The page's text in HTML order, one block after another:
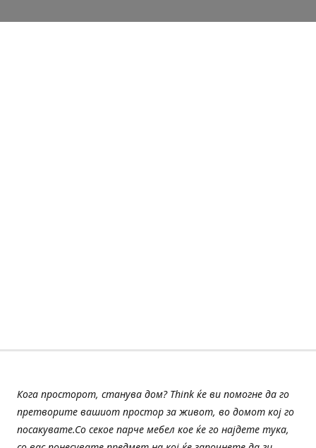
Кога просторот, станува дом? Think ќе ви помогне да го
претворите вашиот простор за живот, во домот кој го
посакувате.Со секое парче мебел кое ќе го најдете тука,